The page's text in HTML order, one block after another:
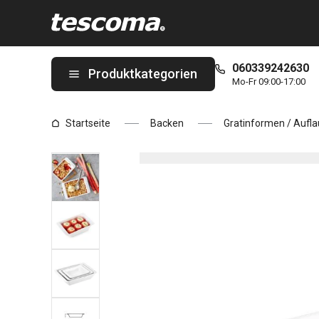
Produktkategorien 060339242630
Mo-Fr 09:00-17:00
Startseite Backen Gratinformen /